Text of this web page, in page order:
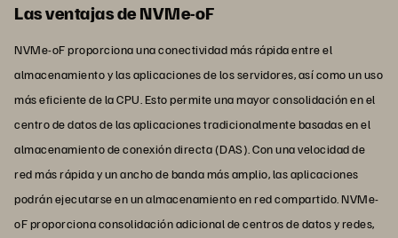
Las ventajas de NVMe-oF
NVMe-oF proporciona una conectividad más rápida entre el
almacenamiento y las aplicaciones de los servidores, así como un uso
más eficiente de la CPU. Esto permite una mayor consolidación en el
centro de datos de las aplicaciones tradicionalmente basadas en el
almacenamiento de conexión directa (DAS). Con una velocidad de
red más rápida y un ancho de banda más amplio, las aplicaciones
podrán ejecutarse en un almacenamiento en red compartido. NVMe-
oF proporciona consolidación adicional de centros de datos y redes,